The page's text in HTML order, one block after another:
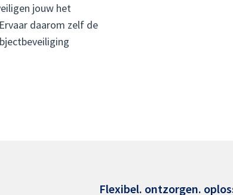
jouw het
daarom zelf de
Flexibel. ontzorgen.